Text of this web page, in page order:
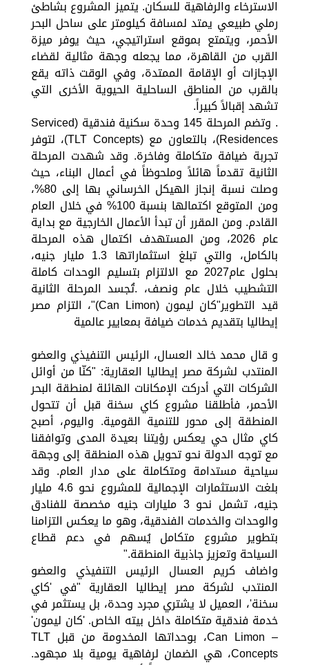
الاسترخاء والرفاهية للسكان. يتميز المشروع بشاطئ
رملي طبيعي يمتد لمسافة كيلومتر على ساحل البحر
الأحمر، ويتمتع بموقع استراتيجي، حيث يوفر ميزة
القرب من القاهرة، مما يجعله وجهة مثالية لقضاء
الإجازات أو الإقامة الممتدة، وفي الوقت ذاته يقع
بالقرب من المناطق الساحلية الحيوية الأخرى التي
تشهد إقبالاً كبيراً.
. وتضم المرحلة 145 وحدة سكنية فندقية (Serviced
Residences)، بالتعاون مع (TLT Concepts)، لتوفر
تجربة ضيافة متكاملة وفاخرة. وقد شهدت المرحلة
الثانية تقدماً هائلاً وملحوظاً في أعمال البناء، حيث
وصلت نسبة إنجاز الهيكل الخرساني بها إلى 80%،
ومن المتوقع اكتمالها بنسبة 100% في خلال العام
القادم. ومن المقرر أن تبدأ الأعمال الخارجية مع بداية
عام 2026، ومن المستهدف اكتمال هذه المرحلة
بالكامل، والتي تبلغ استثماراتها 1.3 مليار جنيه،
بحلول عام2027 مع الالتزام بتسليم الوحدات كاملة
التشطيب خلال عام ونصف، .تُجسد المرحلة الثانية
قيد التطوير"كان ليمون (Can Limon)"، التزام مصر
إيطاليا بتقديم خدمات ضيافة بمعايير عالمية
و قال محمد خالد العسال، الرئيس التنفيذي والعضو
المنتدب لشركة مصر إيطاليا العقارية: "كنّا من أوائل
الشركات التي أدركت الإمكانات الهائلة لمنطقة البحر
الأحمر، فأطلقنا مشروع كاي سخنة قبل أن تتحول
المنطقة إلى محور للتنمية القومية. واليوم، أصبح
كاي مثال حي يعكس رؤيتنا بعيدة المدى وتوافقنا
مع توجه الدولة نحو تحويل هذه المنطقة إلى وجهة
سياحية مستدامة ومتكاملة على مدار العام. وقد
بلغت الاستثمارات الإجمالية للمشروع نحو 4.6 مليار
جنيه، تشمل نحو 3 مليارات جنيه مخصصة للفنادق
والوحدات والخدمات الفندقية، وهو ما يعكس التزامنا
بتطوير مشروع متكامل يُسهم في دعم قطاع
السياحة وتعزيز جاذبية المنطقة."
واضاف كريم العسال الرئيس التنفيذي والعضو
المنتدب لشركة مصر إيطاليا العقارية "في 'كاي
سخنة'، العميل لا يشتري مجرد وحدة، بل يستثمر في
خدمة فندقية متكاملة داخل بيته الخاص. 'كان ليمون'
– Can Limon، بوحداتها المخدومة من قبل TLT
Concepts، هي الضمان لرفاهية يومية بلا مجهود.